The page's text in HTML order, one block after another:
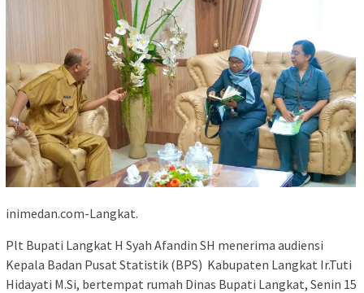
inimedan.com-Langkat.
Plt Bupati Langkat H Syah Afandin SH menerima audiensi
Kepala Badan Pusat Statistik (BPS) Kabupaten Langkat Ir.Tuti
Hidayati M.Si, bertempat rumah Dinas Bupati Langkat, Senin 15